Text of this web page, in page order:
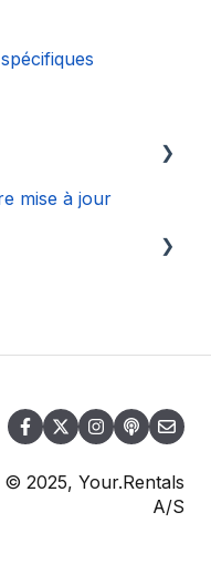
mise à jour
2025, Your.Rentals
A/S